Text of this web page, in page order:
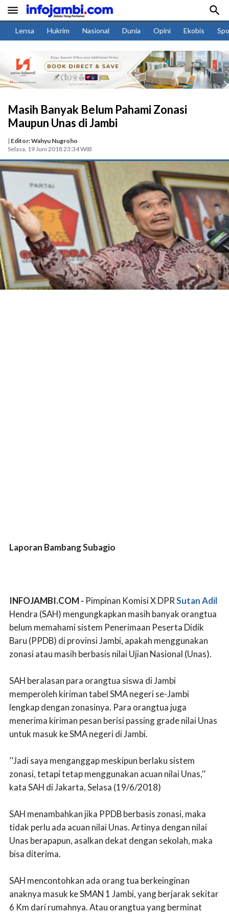
 
Lensa Hukrim Nasional Dunia Opini Ekobis
Masih Banyak Belum Pahami Zonasi
Maupun Unas di Jambi
| Editor: Wahyu Nugroho
Selasa, 19 Juni 2018 23:34 WIB
Laporan Bambang Subagio
INFOJAMBI.COM - Pimpinan Komisi X DPRSutan Adil
Hendra (SAH) mengungkapkan masih banyak orangtua
belum memahami sistem Penerimaan Peserta Didik
Baru (PPDB) di provinsi Jambi, apakah menggunakan
zonasi atau masih berbasis nilai Ujian Nasional (Unas).
SAH beralasan para orangtua siswa di Jambi
memperoleh kiriman tabel SMA negeri se-Jambi
lengkap dengan zonasinya. Para orangtua juga
menerima kiriman pesan berisi passing grade nilai Unas
untuk masuk ke SMA negeri di Jambi.
’’Jadi saya menganggap meskipun berlaku sistem
zonasi, tetapi tetap menggunakan acuan nilai Unas,’’
kata SAH di Jakarta, Selasa (19/6/2018)
SAH menambahkan jika PPDB berbasis zonasi, maka
tidak perlu ada acuan nilai Unas. Artinya dengan nilai
Unas berapapun, asalkan dekat dengan sekolah, maka
bisa diterima.
SAH mencontohkan ada orang tua berkeinginan
anaknya masuk ke SMAN 1 Jambi, yang berjarak sekitar
6 Km dari rumahnya. Atau orangtua yang berminat